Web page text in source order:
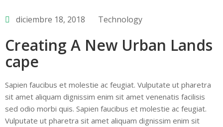
diciembre 18, 2018 Technology
Creating A New Urban Lands
cape
Sapien faucibus et molestie ac feugiat. Vulputate ut pharetra
sit amet aliquam dignissim enim sit amet venenatis facilisis
sed odio morbi quis. Sapien faucibus et molestie ac feugiat.
Vulputate ut pharetra sit amet aliquam dignissim enim sit